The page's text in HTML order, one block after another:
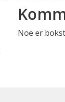
Noe er